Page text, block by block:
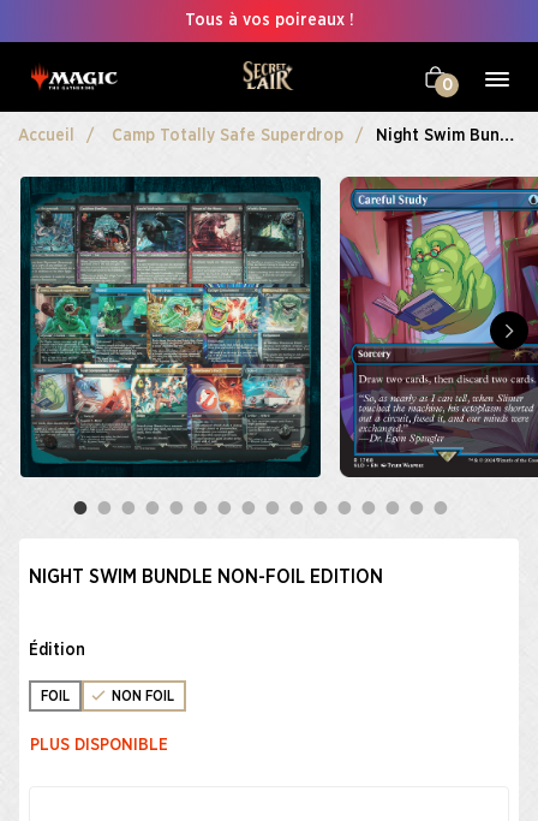
Tous à vos poireaux !
0
Accueil Camp Totally Safe Superdrop Night Swim Bundle Non-Foil Edition
NIGHT SWIM BUNDLE NON-FOIL EDITION
Édition
FOIL NON FOIL
PLUS DISPONIBLE